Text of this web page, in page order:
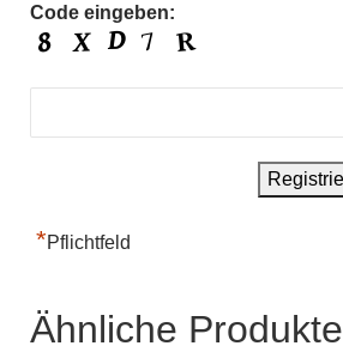
Code eingeben:
*Pflichtfeld
Ähnliche Produkte